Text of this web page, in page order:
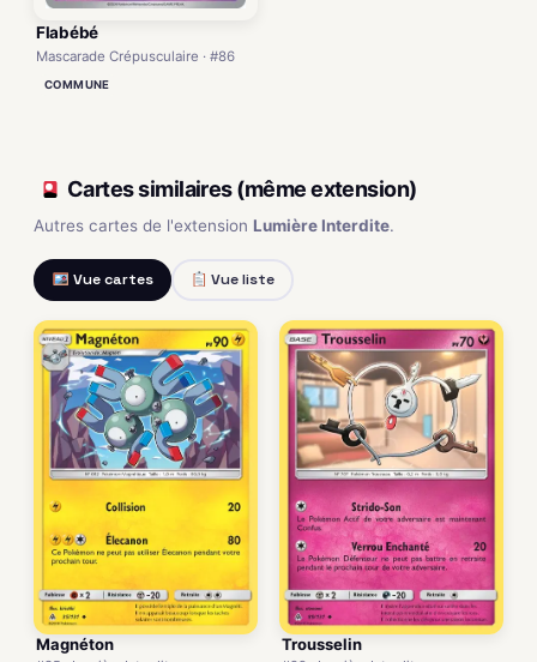
Flabébé
Mascarade Crépusculaire · #86
COMMUNE
Cartes similaires (même extension)
Autres cartes de l'extension Lumière Interdite.
Vue cartes Vue liste
Magnéton Trousselin